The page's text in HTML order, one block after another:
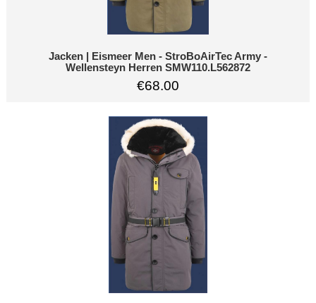
Jacken | Eismeer Men - StroBoAirTec Army -
Wellensteyn Herren SMW110.L562872
€68.00